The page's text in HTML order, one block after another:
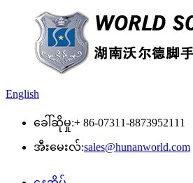
English
ခေါ်ဆိုမှု:+ 86-07311-8873952111
အီးမေးလ်:sales@hunanworld.com